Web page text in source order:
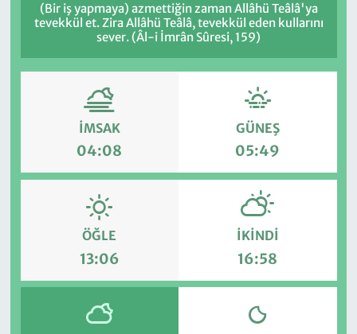
(Bir iş yapmaya) azmettiğin zaman Allâhü Teâlâ'ya
tevekkül et. Zira Allâhü Teâlâ, tevekkül eden kullarını
sever. (Âl-i İmrân Sûresi, 159)
İMSAK
04:08
GÜNEŞ
05:49
ÖĞLE
13:06
İKINDI
16:58